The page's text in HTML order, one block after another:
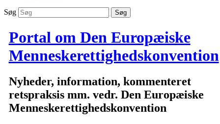
Søg
Portal om Den Europæiske
Menneskerettighedskonvention
Nyheder, information, kommenteret
retspraksis mm. vedr. Den Europæiske
Menneskerettighedskonvention